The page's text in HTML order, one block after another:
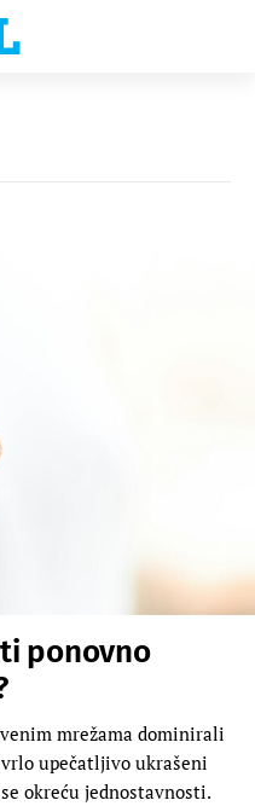
ponovno
mrežama dominirali
upečatljivo ukrašeni
okreću jednostavnosti.